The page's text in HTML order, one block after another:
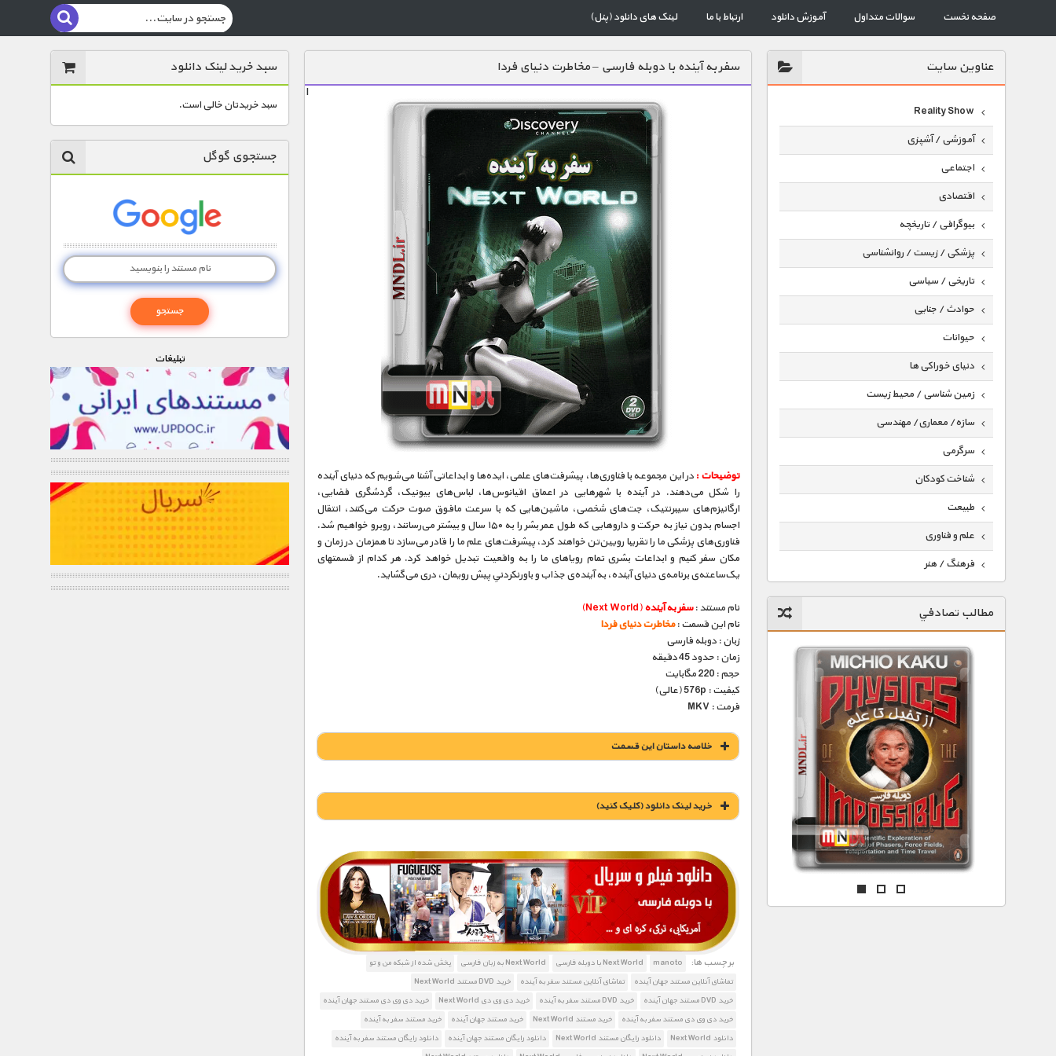
صفحه نخست سوالات متداول آموزش دانلود ارتباط با ما لینک های دانلود (پنل)
عناوين سايت
Reality Show
آموزشی / آشپزی
اجتماعی
اقتصادی
بیوگرافی / تاریخچه
پزشکی / زیست / روانشناسی
تاریخی / سیاسی
حوادث / جنایی
حیوانات
دنیای خوراکی ها
زمین شناسی / محیط زیست
سازه/ معماری/ مهندسی
سرگرمی
شناخت کودکان
طبیعت
علم و فناوری
فرهنگ / هنر
گردشگری
ماورایی
مسابقات / ورزشی
مستند های اختصاصی
مطالب تصادفي
سفر به آینده با دوبله فارسی – مخاطرت دنیای فردا
ا
توضیحات :در این مجموعه با فناوری‌ها، پیشرفت‌های علمی، ایده‌ها و ابداعاتی آشنا می‌شویم که دنیای آینده
را شکل می‌دهند. در آینده با شهرهایی در اعماق اقیانوس‌ها، لباس‌های بیونیک، گردشگری فضایی،
ارگانیزم‌های سیبرنتیک، جت‌های شخصی، ماشین‌هایی که با سرعت‌ مافوق صوت حرکت می‌کنند، انتقال
اجسام بدون نیاز به حرکت و داروهایی که طول عمر بشر را به ۱۵۰ سال و بیشتر می‌رسانند، روبرو خواهیم شد.
فناوری‌های پزشکی ما را تقریبا رویین‌تن خواهند کرد، پیشرفت‌های علم ما را قادر می‌سازد تا همزمان در زمان و
مکان سفر کنیم و ابداعات بشری تمام رویاهای ما را به واقعیت تبدیل خواهد کرد. هر کدام از قسمتهای
یک‌ساعته‌ی برنامه‌ی دنیای آینده، به آینده‌ی جذاب و باورنکردنیِ پیش رویمان، دری می‌گشاید.
نام مستند :سفر به آینده(Next World)
نام این قسمت :مخاطرت دنیای فردا
زبان : دوبله فارسی
زمان : حدود 45 دقیقه
حجم : 220 مگابایت
کیفیت : 576p (عالی)
فرمت : MKV
خلاصه داستان این قسمت
خريد لينک دانلود (کليک کنيد)
1900 تومان – خريد لينک دانلود (افزودن به سبد خريد)
برچسب ها: manoto Next World با دوبله فارسی Next World به زبان فارسی
پخش شده از شبکه من و تو
تماشای آنلاین مستند جهان آینده
تماشای آنلاین مستند سفر به آینده
خرید DVD مستند Next World
خرید DVD مستند جهان آینده
خرید DVD مستند سفر به آینده خرید دی وی دی Next World
خرید دی وی دی مستند جهان آینده
خرید دی وی دی مستند سفر به آینده
خرید مستند Next World خرید مستند جهان آینده
خرید مستند سفر به آینده
دانلود Next World
دانلود رایگان مستند Next World دانلود رایگان مستند جهان آینده
دانلود رایگان مستند سفر به آینده
سبد خرید لینک دانلود
سبد خریدتان خالی است.
جستجوی گوگل
تبليغات